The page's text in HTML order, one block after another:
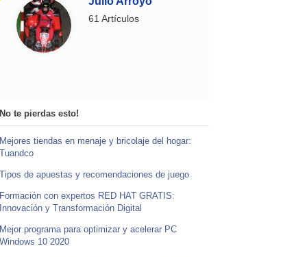
61 Artículos
No te pierdas esto!
Mejores tiendas en menaje y bricolaje del hogar:
Tuandco
Tipos de apuestas y recomendaciones de juego
Formación con expertos RED HAT GRATIS:
Innovación y Transformación Digital
Mejor programa para optimizar y acelerar PC
Windows 10 2020